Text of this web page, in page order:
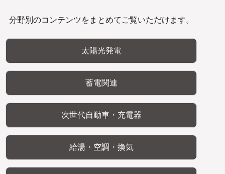
分野別のコンテンツをまとめてご覧いただけます。
太陽光発電
蓄電関連
次世代自動車・充電器
給湯・空調・換気